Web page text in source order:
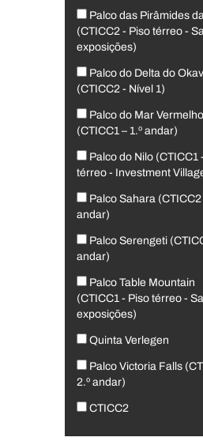
Palco das Pirâmides
(CTICC2 - Piso térreo -
exposições)
Palco do Delta do
(CTICC2 - Nível 1)
Palco do Mar Vermelho
(CTICC1 – 1.º andar)
Palco do Nilo (CTICC1
térreo - Investment
Palco Sahara (CTICC2
andar)
Palco Serengeti
andar)
Palco Table Mountain
(CTICC1 - Piso térreo -
exposições)
Quinta Verlegen
Palco Victoria Falls
2.º andar)
CTICC2